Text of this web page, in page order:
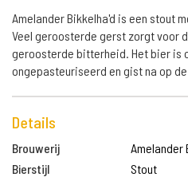
Amelander Bikkelha'd is een stout
Veel geroosterde gerst zorgt voor
geroosterde bitterheid. Het bier is
ongepasteuriseerd en gist na op
Details
Brouwerij
Amelander
Bierstijl
Stout